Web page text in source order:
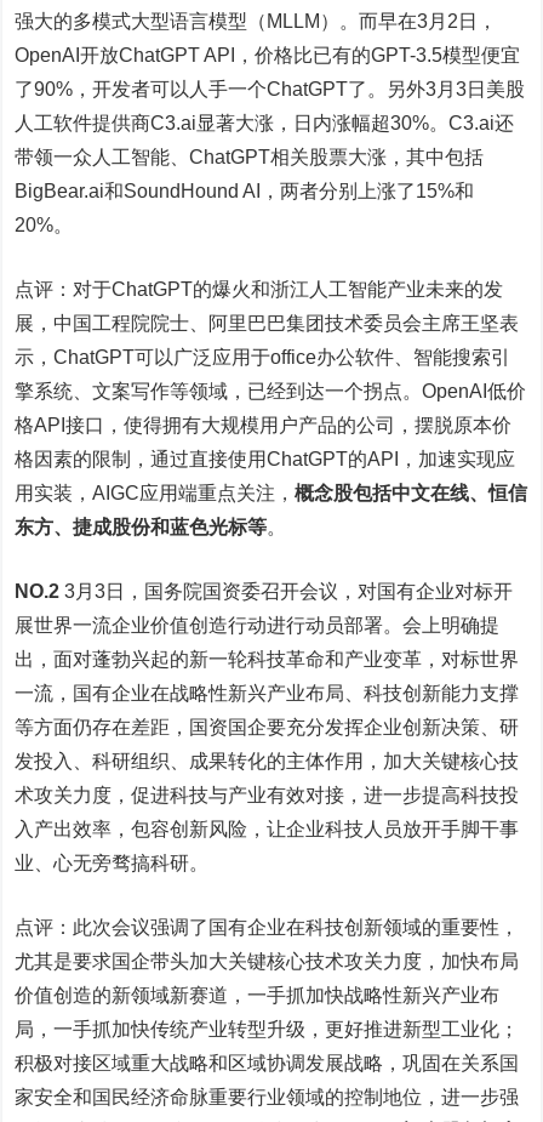
强大的多模式大型语言模型（MLLM）。而早在3月2日，
OpenAI开放ChatGPT API，价格比已有的GPT-3.5模型便宜
了90%，开发者可以人手一个ChatGPT了。另外3月3日美股
人工软件提供商C3.ai显著大涨，日内涨幅超30%。C3.ai还
带领一众人工智能、ChatGPT相关股票大涨，其中包括
BigBear.ai和SoundHound AI，两者分别上涨了15%和
20%。
点评：对于ChatGPT的爆火和浙江人工智能产业未来的发
展，中国工程院院士、阿里巴巴集团技术委员会主席王坚表
示，ChatGPT可以广泛应用于office办公软件、智能搜索引
擎系统、文案写作等领域，已经到达一个拐点。OpenAI低价
格API接口，使得拥有大规模用户产品的公司，摆脱原本价
格因素的限制，通过直接使用ChatGPT的API，加速实现应
用实装，AIGC应用端重点关注，概念股包括中文在线、恒信
东方、捷成股份和蓝色光标等。
NO.2 3月3日，国务院国资委召开会议，对国有企业对标开
展世界一流企业价值创造行动进行动员部署。会上明确提
出，面对蓬勃兴起的新一轮科技革命和产业变革，对标世界
一流，国有企业在战略性新兴产业布局、科技创新能力支撑
等方面仍存在差距，国资国企要充分发挥企业创新决策、研
发投入、科研组织、成果转化的主体作用，加大关键核心技
术攻关力度，促进科技与产业有效对接，进一步提高科技投
入产出效率，包容创新风险，让企业科技人员放开手脚干事
业、心无旁骛搞科研。
点评：此次会议强调了国有企业在科技创新领域的重要性，
尤其是要求国企带头加大关键核心技术攻关力度，加快布局
价值创造的新领域新赛道，一手抓加快战略性新兴产业布
局，一手抓加快传统产业转型升级，更好推进新型工业化；
积极对接区域重大战略和区域协调发展战略，巩固在关系国
家安全和国民经济命脉重要行业领域的控制地位，进一步强